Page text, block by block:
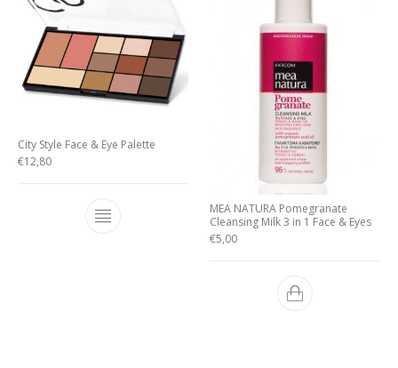
City Style Face & Eye Palette
€12,80
MEA NATURA Pomegranate
Cleansing Milk 3 in 1 Face & Eyes
€5,00